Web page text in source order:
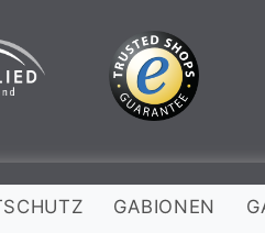
GABIONEN